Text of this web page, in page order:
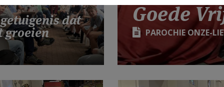
dat
groeien
Goede
PAROCHIE ONZE-